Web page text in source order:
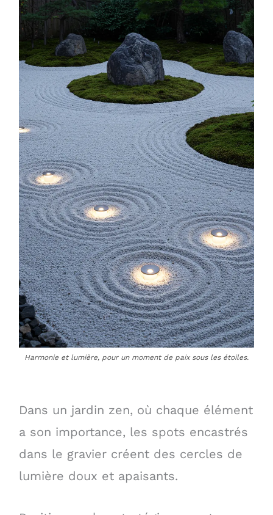
Harmonie et lumière, pour un moment de paix sous les étoiles.
Dans un jardin zen, où chaque élément
a son importance, les spots encastrés
dans le gravier créent des cercles de
lumière doux et apaisants.